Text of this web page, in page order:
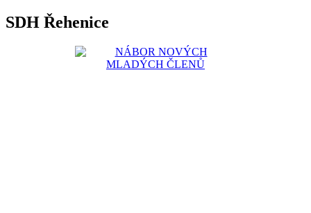
SDH Řehenice